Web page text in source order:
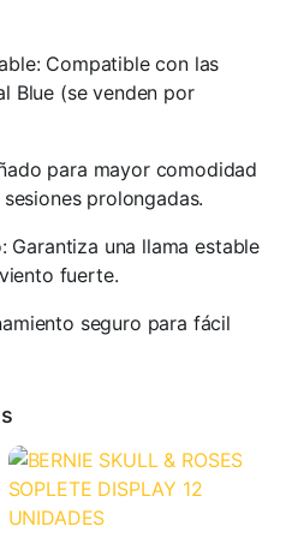
Compatible con las
Blue (se venden por
para mayor comodidad
prolongadas.
Garantiza una llama estable
fuerte.
seguro para fácil